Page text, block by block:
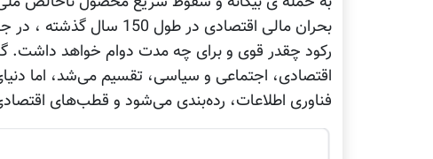
بحران مالی اقتصادی در
رکود چقدر قوی و برای چه مدت دوام خواهد داشت.
اقتصادی، اجتماعی و سیاسی، تقسیم می‌شد، اما
فناوری اطلاعات، رده‌بندی می‌شود و قطب‌های